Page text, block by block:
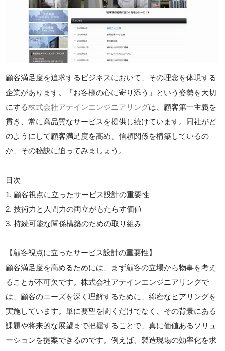
顧客満足度を追求するビジネスにおいて、その理念を体現する
企業があります。「お客様の心に寄り添う」という姿勢を大切
にする株式会社アテインエンジニアリングは、顧客第一主義を
貫き、常に高品質なサービスを提供し続けています。同社がど
のようにして顧客満足度を高め、信頼関係を構築しているの
か、その秘訣に迫ってみましょう。
目次
1. 顧客視点に立ったサービス設計の重要性
2. 技術力と人間力の両立がもたらす価値
3. 持続可能な関係構築のための取り組み
【顧客視点に立ったサービス設計の重要性】
顧客満足度を高めるためには、まず顧客の立場から物事を考え
ることが不可欠です。株式会社アテインエンジニアリングで
は、顧客のニーズを深く理解するために、綿密なヒアリングを
実施しています。単に要望を聞くだけでなく、その背景にある
課題や将来的な展望まで把握することで、真に価値あるソリュ
ーションを提案できるのです。例えば、製造現場の効率化を求